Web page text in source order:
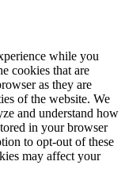
while you
cookies that are
as they are
of the website. We
and understand how
in your browser
to opt-out of these
may affect your